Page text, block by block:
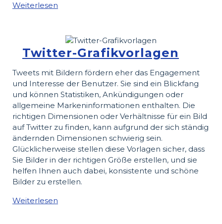
Weiterlesen
Twitter-Grafikvorlagen
Tweets mit Bildern fördern eher das Engagement
und Interesse der Benutzer. Sie sind ein Blickfang
und können Statistiken, Ankündigungen oder
allgemeine Markeninformationen enthalten. Die
richtigen Dimensionen oder Verhältnisse für ein Bild
auf Twitter zu finden, kann aufgrund der sich ständig
ändernden Dimensionen schwierig sein.
Glücklicherweise stellen diese Vorlagen sicher, dass
Sie Bilder in der richtigen Größe erstellen, und sie
helfen Ihnen auch dabei, konsistente und schöne
Bilder zu erstellen.
Weiterlesen